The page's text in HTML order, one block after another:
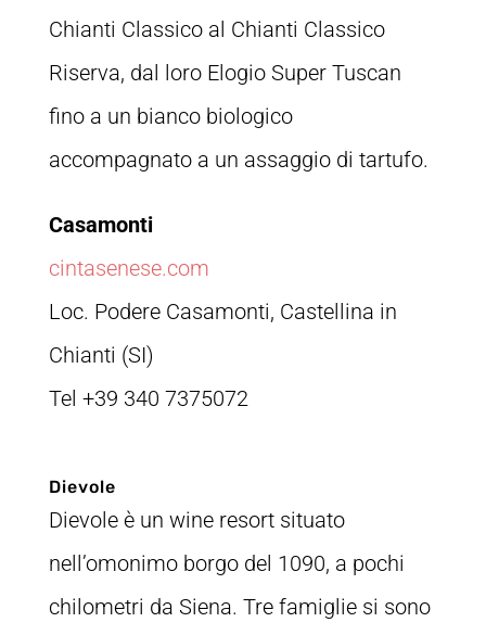
Chianti Classico al Chianti Classico
Riserva, dal loro Elogio Super Tuscan
fino a un bianco biologico
accompagnato a un assaggio di tartufo.
Casamonti
cintasenese.com
Loc. Podere Casamonti, Castellina in
Chianti (SI)
Tel +39 340 7375072
Dievole
Dievole è un wine resort situato
nell’omonimo borgo del 1090, a pochi
chilometri da Siena. Tre famiglie si sono